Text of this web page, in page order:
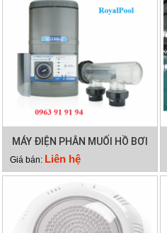
MÁY ĐIỆN PHÂN MUỐI HỒ BƠI
WATERCO HYDROCHLOR MK3
ST 3000
Giá bán: Liên hệ